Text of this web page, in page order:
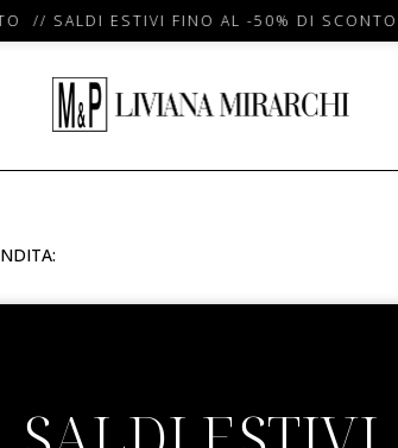
// SALDI ESTIVI FINO AL -50% DI